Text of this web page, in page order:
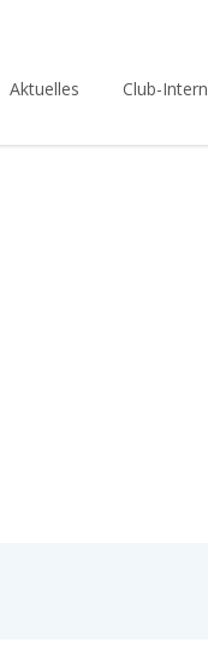
Aktuelles Club-Intern